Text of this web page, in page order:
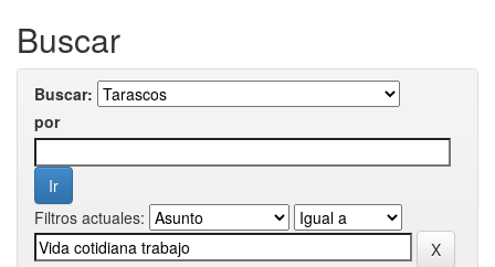
Buscar
Buscar:
por
Filtros actuales: